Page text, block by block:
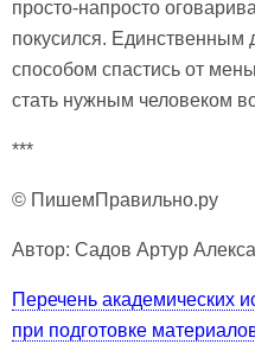
просто-напросто
покусился. Единственным
способом спастись от
стать нужным человеком
***
© ПишемПравильно.ру
Автор: Садов Артур
Перечень академических
при подготовке